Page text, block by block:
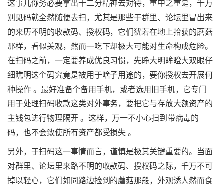
这事儿你务必要拿出十二分精神去对待，重中之重是，千万
别见码就全然随便去扫，尤其是那些于群里、论坛里冒出来
的来历不明的收款码、授权码，它们犹若在地上拾获的蘑菇
那样，看似美观，然而一吃下却极大可能对生命构成危险。
在扫码之前，一定要养成优良习惯，先睁大明眸瞪大双眼仔
细瞧明这个码究竟是被用于啥子用途的，要你授权去开展何
种操作 。最好准备个备用手机，或者选用旧手机，它专门
用于处理扫码收款这类对外事务，要把它与存放大额资产的
主钱包进行物理隔开 。这样，万一不小心扫到带病毒的
码，也不会致使所有资产都受损失 。
另外，于扫码这一事情而言，谨慎是极其关键重要的。当面
对群里、论坛里来路不明的收款码、授权码之际，千万不可
掉以轻心，它们如同路边捡到的蘑菇那般，外观诱人然而食